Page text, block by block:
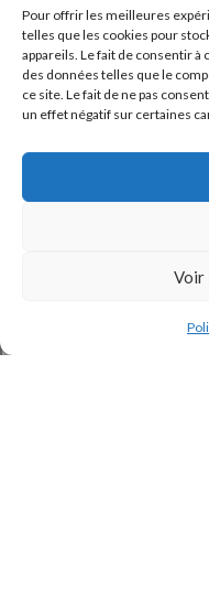
Pour offrir les meilleures
telles que les cookies pour
appareils. Le fait de consentir
des données telles que le
ce site. Le fait de ne pas
un effet négatif sur certaines
Voir
Message
Politique de